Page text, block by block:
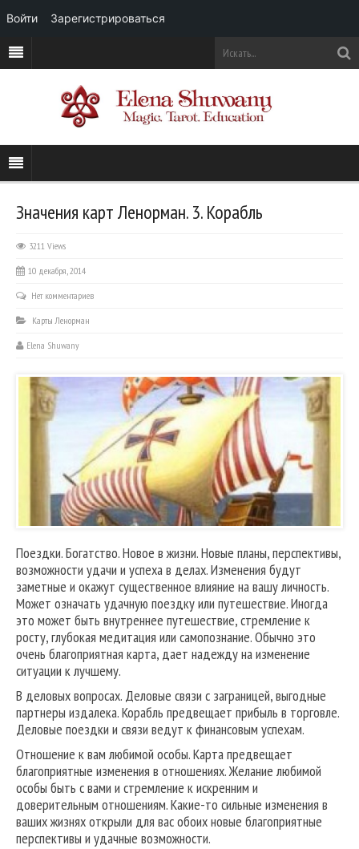
Значения карт Ленорман. 3. Корабль
3211 Views
10 декабря, 2014
Нет комментариев
Карты Ленорман
Elena Shuwany
Поездки. Богатство. Новое в жизни. Новые планы, перспективы,
возможности удачи и успеха в делах. Изменения будут
заметные и окажут существенное влияние на вашу личность.
Может означать удачную поездку или путешествие. Иногда
это может быть внутреннее путешествие, стремление к
росту, глубокая медитация или самопознание. Обычно это
очень благоприятная карта, дает надежду на изменение
ситуации к лучшему.
В деловых вопросах. Деловые связи с заграницей, выгодные
партнеры издалека. Корабль предвещает прибыль в торговле.
Деловые поездки и связи ведут к финансовым успехам.
Отношение к вам любимой особы. Карта предвещает
благоприятные изменения в отношениях. Желание любимой
особы быть с вами и стремление к искренним и
доверительным отношениям. Какие-то сильные изменения в
ваших жизнях открыли для вас обоих новые благоприятные
перспективы и удачные возможности.
Войти Зарегистрироваться